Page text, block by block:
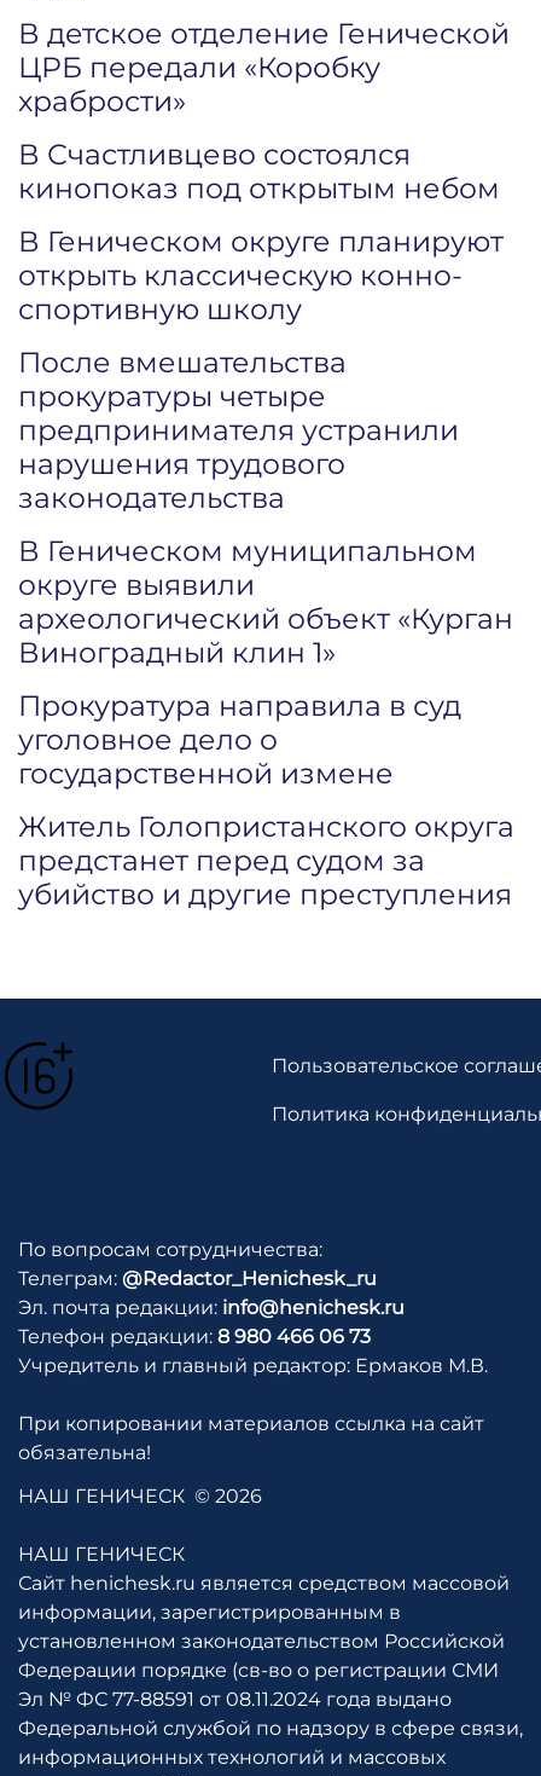
В детское отделение Генической
ЦРБ передали «Коробку
храбрости»
В Счастливцево состоялся
кинопоказ под открытым небом
В Геническом округе планируют
открыть классическую конно-
спортивную школу
После вмешательства
прокуратуры четыре
предпринимателя устранили
нарушения трудового
законодательства
В Геническом муниципальном
округе выявили
археологический объект «Курган
Виноградный клин 1»
Прокуратура направила в суд
уголовное дело о
государственной измене
Житель Голопристанского округа
предстанет перед судом за
убийство и другие преступления
Пользовательское
Политика
По вопросам сотрудничества:
Телеграм: @Redactor_Henichesk_ru
Эл. почта редакции: info@henichesk.ru
Телефон редакции: 8 980 466 06 73
Учредитель и главный редактор: Ермаков М.В.
При копировании материалов ссылка на сайт
обязательна!
НАШ ГЕНИЧЕСК © 2026
НАШ ГЕНИЧЕСК
Сайт henichesk.ru является средством массовой
информации, зарегистрированным в
установленном законодательством Российской
Федерации порядке (св-во о регистрации СМИ
Эл № ФС 77-88591 от 08.11.2024 года выдано
Федеральной службой по надзору в сфере связи,
информационных технологий и массовых